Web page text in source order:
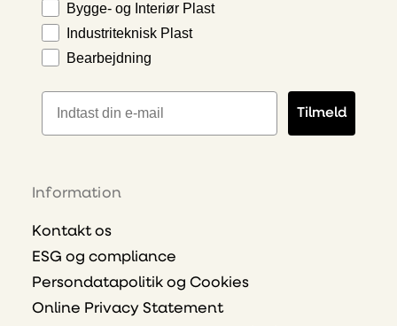
Bygge- og Interiør Plast
Industriteknisk Plast
Bearbejdning
E-mailadresse
Tilmeld
Information
Kontakt os
ESG og compliance
Persondatapolitik og Cookies
Online Privacy Statement